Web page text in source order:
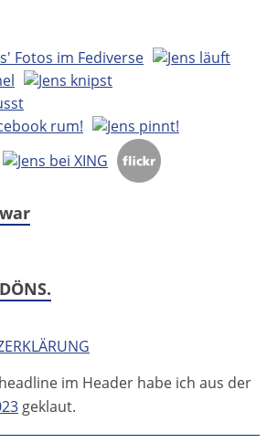
im Header habe ich aus der
geklaut.